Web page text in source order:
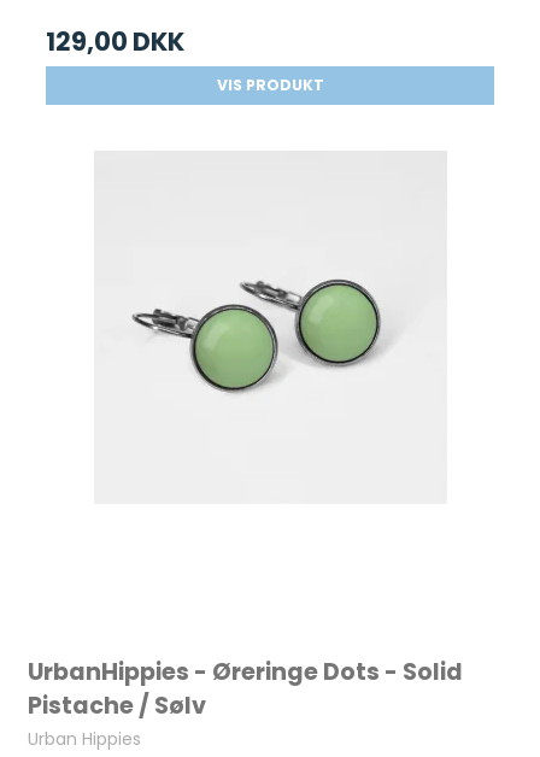
129,00 DKK
VIS PRODUKT
UrbanHippies - Øreringe Dots - Solid
Pistache / Sølv
Urban Hippies